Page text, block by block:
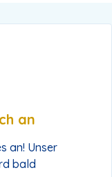
an
an! Unser
bald